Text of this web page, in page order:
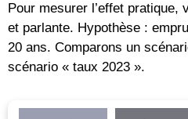
Pour mesurer l’effet
et parlante. Hypothèse :
20 ans. Comparons un
scénario « taux 2023 ».